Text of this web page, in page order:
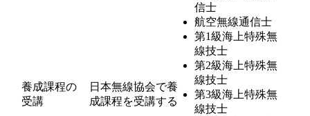
養成課程の
受講
日本無線協会で養
成課程を受講する
信士
航空無線通信士
第1級海上特殊無
線技士
第2級海上特殊無
線技士
第3級海上特殊無
線技士